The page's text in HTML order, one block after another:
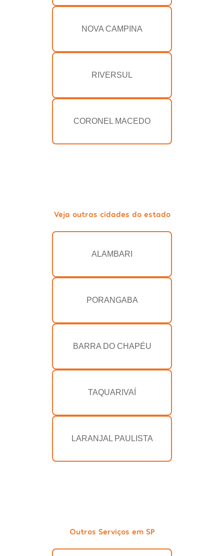
NOVA CAMPINA
RIVERSUL
CORONEL MACEDO
Veja outras cidades do estado
ALAMBARI
PORANGABA
BARRA DO CHAPÉU
TAQUARIVAÍ
LARANJAL PAULISTA
Outros Serviços em SP